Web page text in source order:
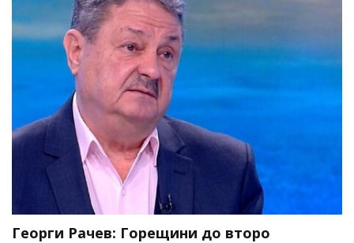
Георги Рачев: Горещини до второ